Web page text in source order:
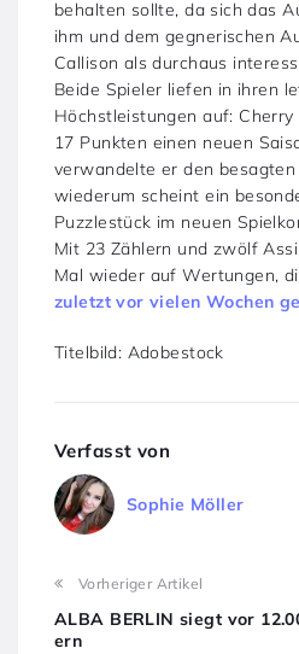
behalten sollte, da sich das
ihm und dem gegnerischen
Callison als durchaus
Beide Spieler liefen in ihren
Höchstleistungen auf:
17 Punkten einen neuen
verwandelte er den
wiederum scheint ein
Puzzlestück im neuen
Mit 23 Zählern und zwölf
Mal wieder auf Wertungen,
zuletzt vor vielen Wochen
Titelbild: Adobestock
Verfasst von
Sophie Möller
Vorheriger Artikel
ALBA BERLIN siegt vor
ern